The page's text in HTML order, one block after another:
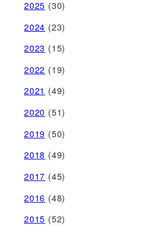
2025 (30)
2024 (23)
2023 (15)
2022 (19)
2021 (49)
2020 (51)
2019 (50)
2018 (49)
2017 (45)
2016 (48)
2015 (52)